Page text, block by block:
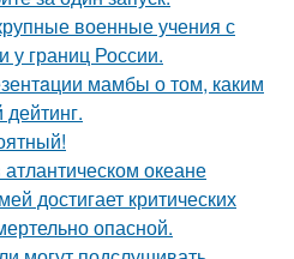
военные учения с
границ России.
мамбы о том, каким
океане
достигает критических
опасной.